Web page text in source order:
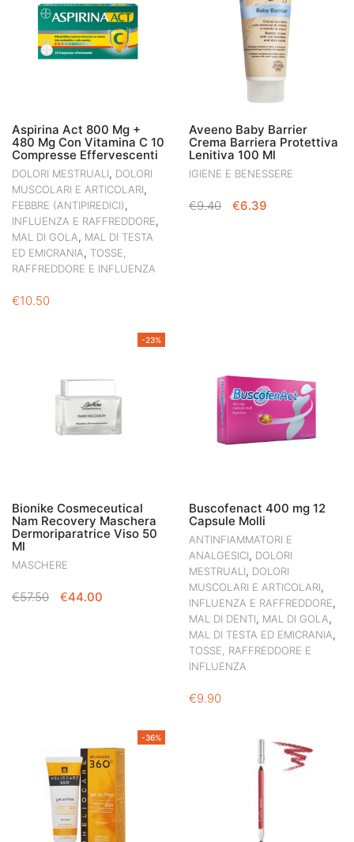
Aspirina Act 800 Mg +
480 Mg Con Vitamina C 10
Compresse Effervescenti
DOLORI MESTRUALI, DOLORI
MUSCOLARI E ARTICOLARI,
FEBBRE (ANTIPIREDICI),
INFLUENZA E RAFFREDDORE,
MAL DI GOLA, MAL DI TESTA
ED EMICRANIA, TOSSE,
RAFFREDDORE E INFLUENZA
€10.50
Aveeno Baby Barrier
Crema Barriera Protettiva
Lenitiva 100 Ml
IGIENE E BENESSERE
€9.40
IL
€6.39
-23%
Bionike Cosmeceutical
Nam Recovery Maschera
Dermoriparatrice Viso 50
Ml
MASCHERE
€57.50
IL
€44.00
Buscofenact 400 mg 12
Capsule Molli
ANTINFIAMMATORI E
ANALGESICI, DOLORI
MESTRUALI, DOLORI
MUSCOLARI E ARTICOLARI,
INFLUENZA E RAFFREDDORE,
MAL DI DENTI, MAL DI GOLA,
MAL DI TESTA ED EMICRANIA,
TOSSE, RAFFREDDORE E
INFLUENZA
€9.90
-36%